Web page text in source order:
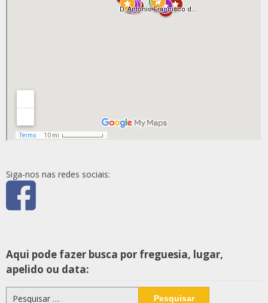
Siga-nos nas redes sociais:
Aqui pode fazer busca por freguesia, lugar,
apelido ou data: